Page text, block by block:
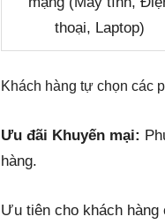
thoại, Laptop)
Khách hàng tự chọn các
Ưu đãi Khuyến mại:
hàng.
Ưu tiên cho khách hàng